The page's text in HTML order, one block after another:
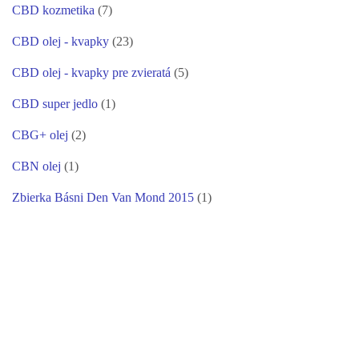
CBD kozmetika (7)
CBD olej - kvapky (23)
CBD olej - kvapky pre zvieratá (5)
CBD super jedlo (1)
CBG+ olej (2)
CBN olej (1)
Zbierka Básni Den Van Mond 2015 (1)